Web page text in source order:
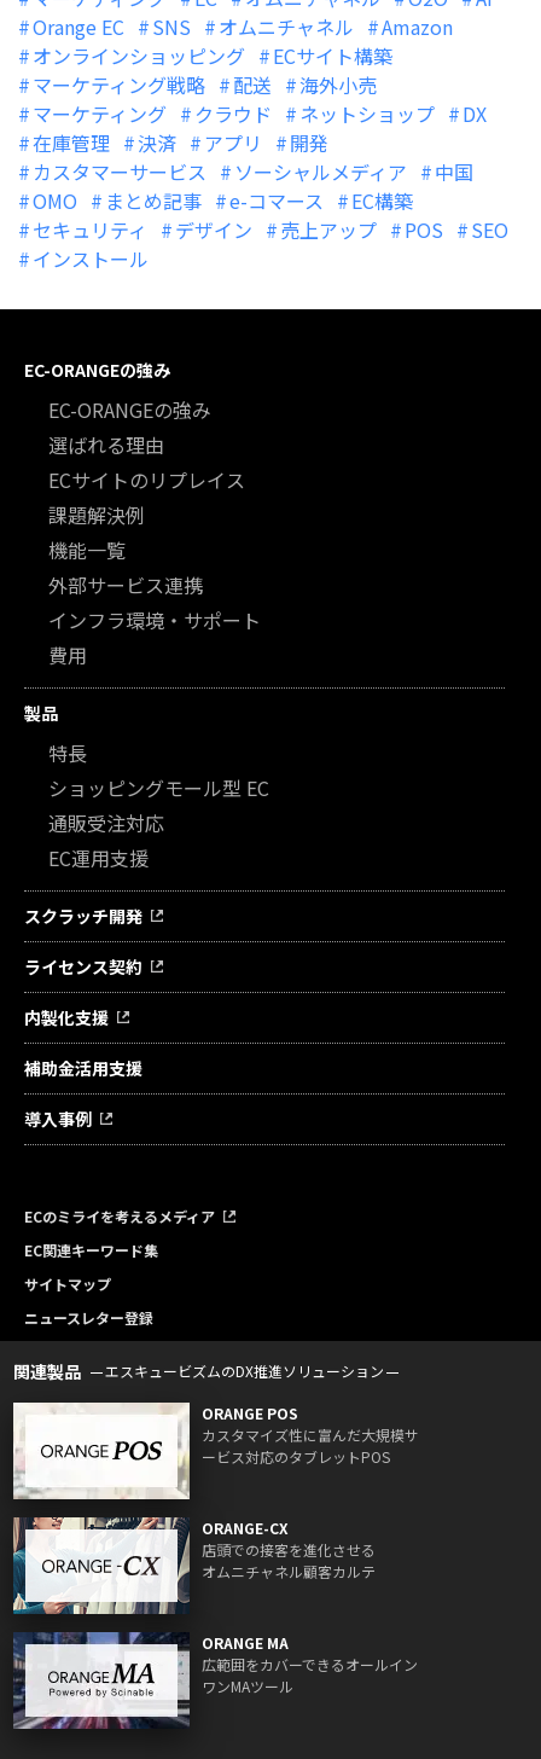
Orange EC
SNS オムニチャネル
Amazon
オンラインショッピング
ECサイト構築
マーケティング戦略
配送
海外小売
マーケティング
クラウド ネットショップ
DX
在庫管理
決済 アプリ
開発
カスタマーサービス
ソーシャルメディア
中国
OMO
まとめ記事 e-コマース
EC構築
セキュリティ
デザイン 売上アップ POS
SEO
インストール
EC-ORANGEの強み
EC-ORANGEの強み
選ばれる理由
ECサイトのリプレイス
課題解決例
機能一覧
外部サービス連携
インフラ環境・サポート
費用
製品
特長
ショッピングモール型 EC
通販受注対応
EC運用支援
スクラッチ開発
ライセンス契約
内製化支援
補助金活用支援
導入事例
ECのミライを考えるメディア
EC関連キーワード集
サイトマップ
ニュースレター登録
関連製品 エスキュービズムのDX推進ソリューション
ORANGE POS
カスタマイズ性に富んだ大規模サ
ービス対応のタブレットPOS
ORANGE-CX
店頭での接客を進化させる
オムニチャネル顧客カルテ
ORANGE MA
広範囲をカバーできるオールイン
ワンMAツール